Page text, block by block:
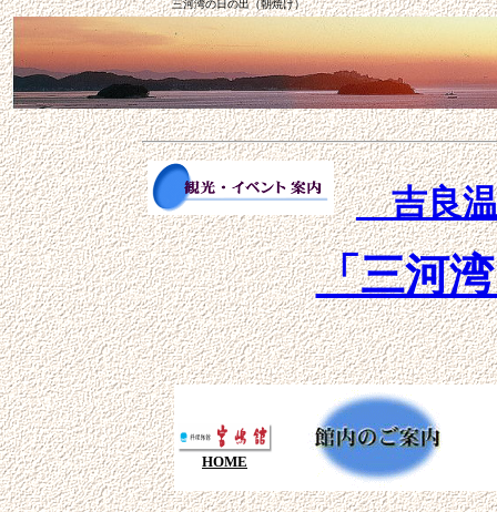
三河湾の日の出（朝焼け）
吉良温
「三河
HOME